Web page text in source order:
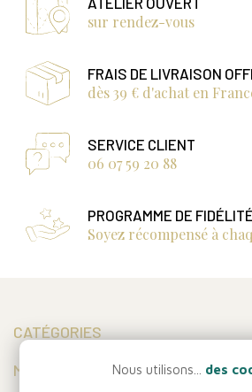
sur rendez-vous
FRAIS DE LIVRAISON
dès 39 € d'achat en
SERVICE CLIENT
06 07 59 20 88
PROGRAMME DE FIDÉLITÉ
Soyez récompensé à
CATÉGORIES
MON COMPTE Nous utilisons... des